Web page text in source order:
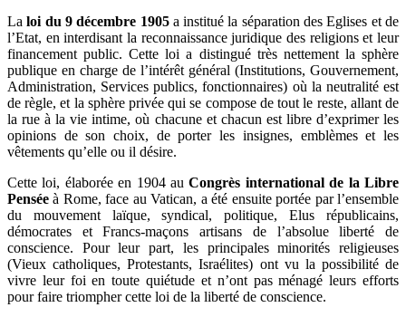
Laloi du 9 décembre 1905a institué la séparation des Eglises et de
l’Etat, en interdisant la reconnaissance juridique des religions et leur
financement public. Cette loi a distingué très nettement la sphère
publique en charge de l’intérêt général (Institutions, Gouvernement,
Administration, Services publics, fonctionnaires) où la neutralité est
de règle, et la sphère privée qui se compose de tout le reste, allant de
la rue à la vie intime, où chacune et chacun est libre d’exprimer les
opinions de son choix, de porter les insignes, emblèmes et les
vêtements qu’elle ou il désire.
Cette loi, élaborée en 1904 auCongrès international de la Libre
Pensée à Rome, face au Vatican, a été ensuite portée par l’ensemble
du mouvement laïque, syndical, politique, Elus républicains,
démocrates et Francs-maçons artisans de l’absolue liberté de
conscience. Pour leur part, les principales minorités religieuses
(Vieux catholiques, Protestants, Israélites) ont vu la possibilité de
vivre leur foi en toute quiétude et n’ont pas ménagé leurs efforts
pour faire triompher cette loi de la liberté de conscience.